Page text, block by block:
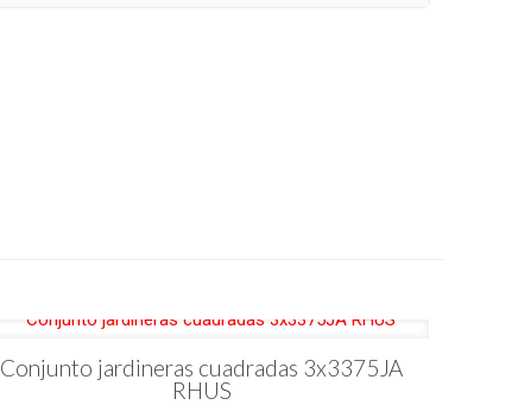
Conjunto jardineras cuadradas 3x3375JA
RHUS